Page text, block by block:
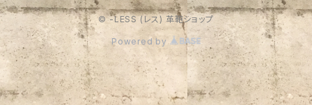
© -LESS (レス) 革鞄ショップ
Powered by